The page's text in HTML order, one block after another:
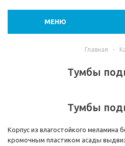
МЕНЮ
Главная -
Тумбы
Тумбы
Корпус из влагостойкого меламина
кромочным пластиком асады